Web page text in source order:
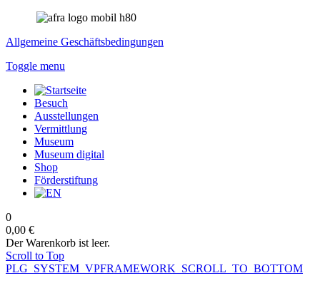
Allgemeine Geschäftsbedingungen
Toggle menu
Besuch
Ausstellungen
Vermittlung
Museum
Museum digital
Shop
Förderstiftung
0
0,00 €
Der Warenkorb ist leer.
Scroll to Top
PLG_SYSTEM_VPFRAMEWORK_SCROLL_TO_BOTTOM